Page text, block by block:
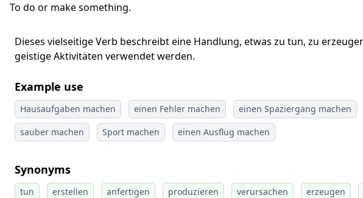
To do or make something.
Dieses vielseitige Verb beschreibt eine Handlung, etwas zu tun, zu
geistige Aktivitäten verwendet werden.
Example use
Hausaufgaben machen einen Fehler machen einen Spaziergang machen
sauber machen
Sport machen einen Ausflug machen
Synonyms
tun erstellen anfertigen produzieren verursachen erzeugen